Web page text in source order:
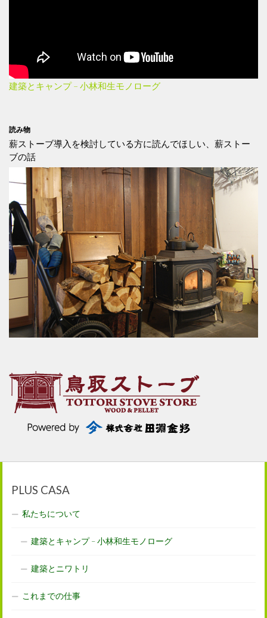
建築とキャンプ – 小林和生モノローグ
読み物
薪ストーブ導入を検討している方に読んでほしい、薪ストー
ブの話
PLUS CASA
私たちについて
建築とキャンプ – 小林和生モノローグ
建築とニワトリ
これまでの仕事